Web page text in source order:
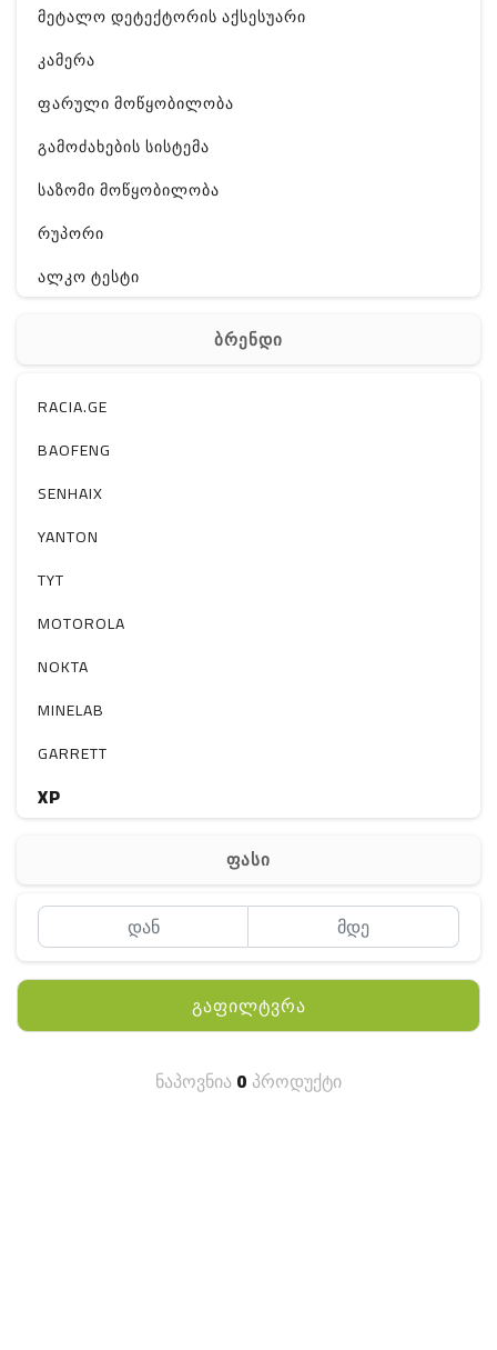
მეტალო დეტექტორის აქსესუარი
კამერა
ფარული მოწყობილობა
გამოძახების სისტემა
საზომი მოწყობილობა
რუპორი
ალკო ტესტი
ელ. მოწყობილობები
მაგნიტი
სხვა
ბრენდი
RACIA.GE
BAOFENG
SENHAIX
YANTON
TYT
MOTOROLA
NOKTA
MINELAB
GARRETT
XP
QYT
ფასი
გაფილტვრა
ნაპოვნია0 პროდუქტი